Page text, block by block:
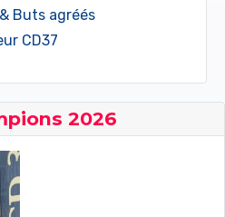
2026
Buts agréés
CD37